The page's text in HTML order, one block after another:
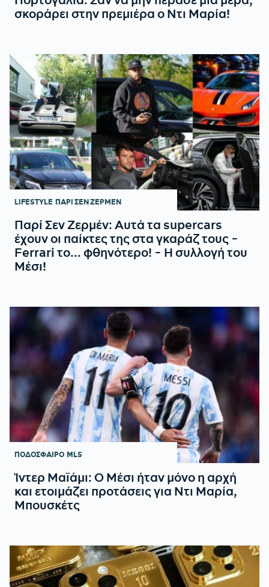
σκοράρει στην πρεμιέρα ο Ντι Μαρία!
LIFESTYLE ΠΑΡΙ ΣΕΝ ΖΕΡΜΕΝ
Παρί Σεν Ζερμέν: Αυτά τα supercars
έχουν οι παίκτες της στα γκαράζ τους -
Ferrari το... φθηνότερο! - Η συλλογή του
Μέσι!
ΠΟΔΟΣΦΑΙΡΟ MLS
Ίντερ Μαϊάμι: Ο Μέσι ήταν μόνο η αρχή
και ετοιμάζει προτάσεις για Ντι Μαρία,
Μπουσκέτς